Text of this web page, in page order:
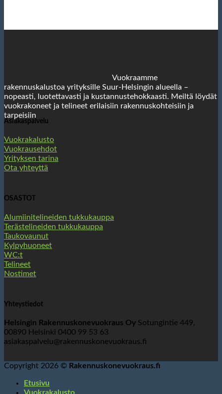
Vuokraamme
rakennuskalustoa yrityksille Suur-Helsingin alueella –
nopeasti, luotettavasti ja kustannustehokkaasti. Meiltä löydät
vuokrakoneet ja telineet erilaisiin rakennuskohteisiin ja
tarpeisiin
Asiakaspalvelu
Vuokrakalusto
Vuokrausehdot
Yrityksen tarina
Ota yhteyttä
OSASTOT
Alumiinitelineiden tukkukauppa
Terästelineiden tukkukauppa
Taukovaunut
Kylpyhuoneet
WC:t
Telineet
Nostimet
Yhteystiedot
Helsingin Rakennuskonevuokraus Oy Sotungintie 449,
00890 Helsinki 0400 99 53 63
asiakaspalvelu@rakennuskonevuokraus.fi
Copyright 2026 © Rakennuskonevuokraus.fi
Etusivu